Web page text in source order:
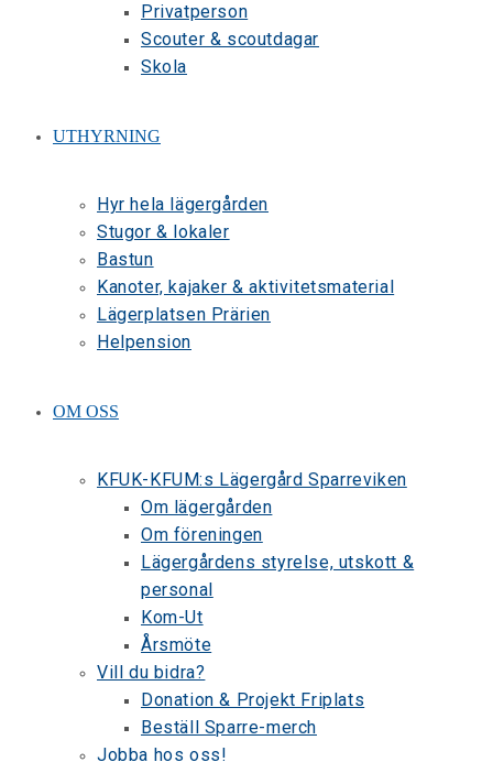
Privatperson
Scouter & scoutdagar
Skola
UTHYRNING
Hyr hela lägergården
Stugor & lokaler
Bastun
Kanoter, kajaker & aktivitetsmaterial
Lägerplatsen Prärien
Helpension
OM OSS
KFUK-KFUM:s Lägergård Sparreviken
Om lägergården
Om föreningen
Lägergårdens styrelse, utskott &
personal
Kom-Ut
Årsmöte
Vill du bidra?
Donation & Projekt Friplats
Beställ Sparre-merch
Jobba hos oss!